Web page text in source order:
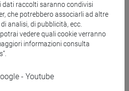
dati raccolti saranno condivisi
che potrebbero associarli ad altre
analisi, di pubblicità, ecc.
vedere quali cookie verranno
informazioni consulta
- Youtube